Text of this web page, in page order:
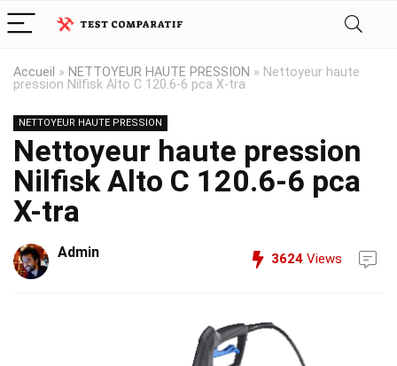
Accueil » NETTOYEUR HAUTE PRESSION » Nettoyeur haute
pression Nilfisk Alto C 120.6-6 pca X-tra
NETTOYEUR HAUTE PRESSION
Nettoyeur haute pression
Nilfisk Alto C 120.6-6 pca
X-tra
Admin 3624 Views